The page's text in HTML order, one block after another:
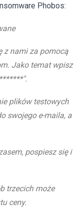
Phobos:
z nami za pomocą
Jako temat wpisz
plików testowych
swojego e-maila, a
pospiesz się i
trzecich może
ceny.